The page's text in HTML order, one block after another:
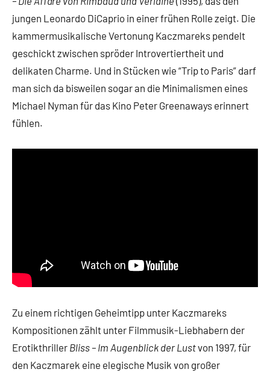
jungen Leonardo DiCaprio in einer frühen Rolle zeigt. Die
kammermusikalische Vertonung Kaczmareks pendelt
geschickt zwischen spröder Introvertiertheit und
delikaten Charme. Und in Stücken wie “Trip to Paris” darf
man sich da bisweilen sogar an die Minimalismen eines
Michael Nyman für das Kino Peter Greenaways erinnert
fühlen.
Zu einem richtigen Geheimtipp unter Kaczmareks
Kompositionen zählt unter Filmmusik-Liebhabern der
Erotikthriller Bliss – Im Augenblick der Lustvon 1997, für
den Kaczmarek eine elegische Musik von großer